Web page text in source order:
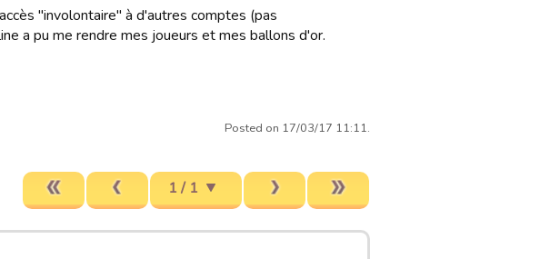
"involontaire" à d'autres comptes (pas
a pu me rendre mes joueurs et mes ballons d'or.
Posted on 17/03/17 11:11.
1 / 1